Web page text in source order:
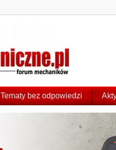
Tematy bez odpowiedzi